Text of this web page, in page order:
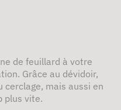
de feuillard à votre
Grâce au dévidoir,
cerclage, mais aussi en
plus vite.